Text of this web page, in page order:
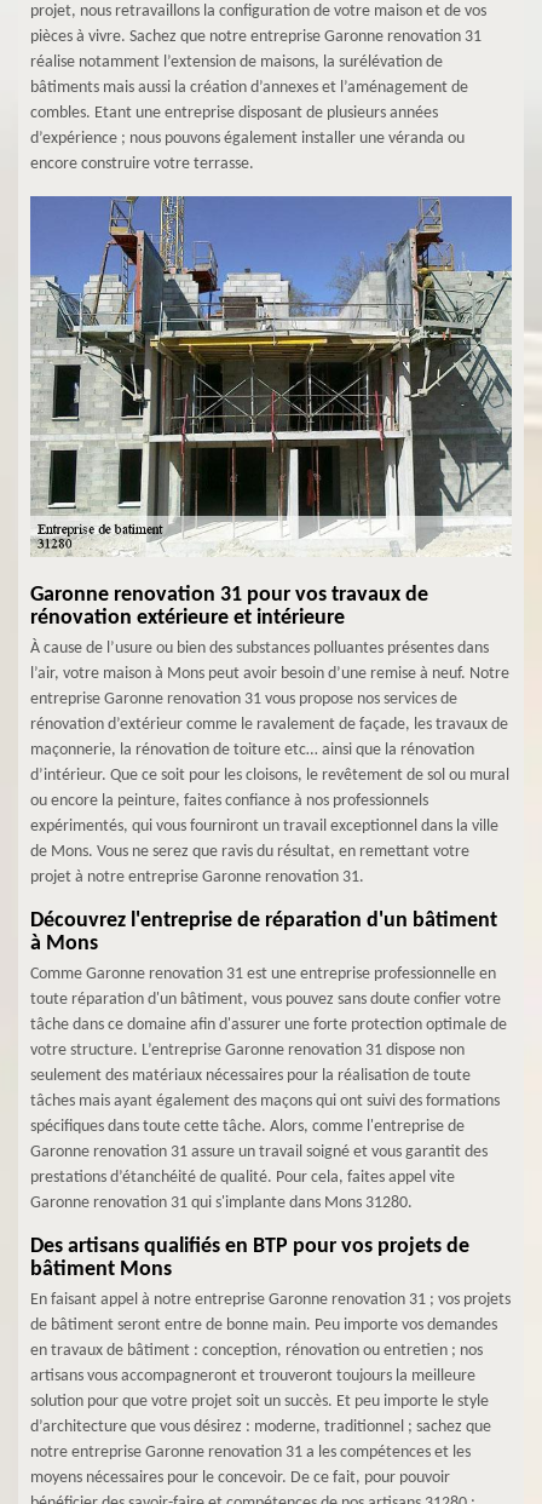
projet, nous retravaillons la configuration de votre maison et de vos
pièces à vivre. Sachez que notre entreprise Garonne renovation 31
réalise notamment l’extension de maisons, la surélévation de
bâtiments mais aussi la création d’annexes et l’aménagement de
combles. Etant une entreprise disposant de plusieurs années
d’expérience ; nous pouvons également installer une véranda ou
encore construire votre terrasse.
Garonne renovation 31 pour vos travaux de
rénovation extérieure et intérieure
À cause de l’usure ou bien des substances polluantes présentes dans
l’air, votre maison à Mons peut avoir besoin d’une remise à neuf. Notre
entreprise Garonne renovation 31 vous propose nos services de
rénovation d’extérieur comme le ravalement de façade, les travaux de
maçonnerie, la rénovation de toiture etc… ainsi que la rénovation
d’intérieur. Que ce soit pour les cloisons, le revêtement de sol ou mural
ou encore la peinture, faites confiance à nos professionnels
expérimentés, qui vous fourniront un travail exceptionnel dans la ville
de Mons. Vous ne serez que ravis du résultat, en remettant votre
projet à notre entreprise Garonne renovation 31.
Découvrez l'entreprise de réparation d'un bâtiment
à Mons
Comme Garonne renovation 31 est une entreprise professionnelle en
toute réparation d'un bâtiment, vous pouvez sans doute confier votre
tâche dans ce domaine afin d'assurer une forte protection optimale de
votre structure. L’entreprise Garonne renovation 31 dispose non
seulement des matériaux nécessaires pour la réalisation de toute
tâches mais ayant également des maçons qui ont suivi des formations
spécifiques dans toute cette tâche. Alors, comme l'entreprise de
Garonne renovation 31 assure un travail soigné et vous garantit des
prestations d’étanchéité de qualité. Pour cela, faites appel vite
Garonne renovation 31 qui s'implante dans Mons 31280.
Des artisans qualifiés en BTP pour vos projets de
bâtiment Mons
En faisant appel à notre entreprise Garonne renovation 31 ; vos projets
de bâtiment seront entre de bonne main. Peu importe vos demandes
en travaux de bâtiment : conception, rénovation ou entretien ; nos
artisans vous accompagneront et trouveront toujours la meilleure
solution pour que votre projet soit un succès. Et peu importe le style
d’architecture que vous désirez : moderne, traditionnel ; sachez que
notre entreprise Garonne renovation 31 a les compétences et les
moyens nécessaires pour le concevoir. De ce fait, pour pouvoir